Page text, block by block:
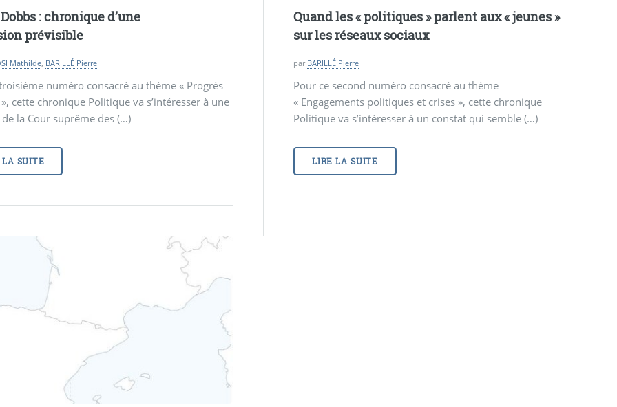
: chronique d’une
prévisible
Mathilde, BARILLÉ Pierre
numéro consacré au thème « Progrès
cette chronique Politique va s’intéresser à une
la Cour suprême des (…)
LA SUITE
Quand les «politiques » parlent aux «jeunes »
sur les réseaux sociaux
par BARILLÉ Pierre
Pour ce second numéro consacré au thème
« Engagements politiques et crises », cette chronique
Politique va s’intéresser à un constat qui semble (…)
LIRE LA SUITE